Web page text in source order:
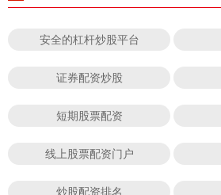
安全的杠杆炒股平台
证券配资炒股
短期股票配资
线上股票配资门户
炒股配资排名